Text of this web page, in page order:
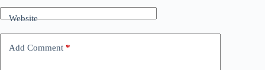
Website
Add Comment *